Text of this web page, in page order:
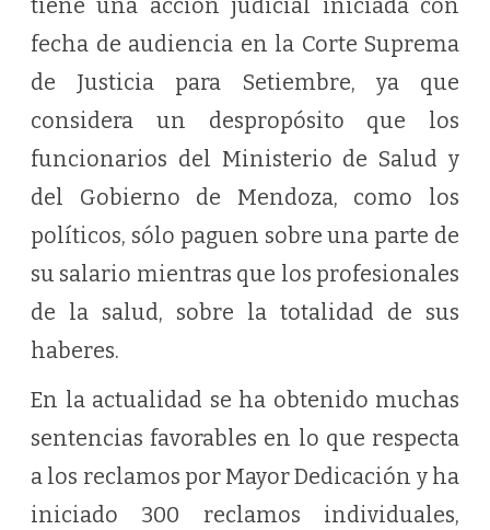
tiene una acción judicial iniciada con
fecha de audiencia en la Corte Suprema
de Justicia para Setiembre, ya que
considera un despropósito que los
funcionarios del Ministerio de Salud y
del Gobierno de Mendoza, como los
políticos, sólo paguen sobre una parte de
su salario mientras que los profesionales
de la salud, sobre la totalidad de sus
haberes.
En la actualidad se ha obtenido muchas
sentencias favorables en lo que respecta
a los reclamos por Mayor Dedicación y ha
iniciado 300 reclamos individuales,